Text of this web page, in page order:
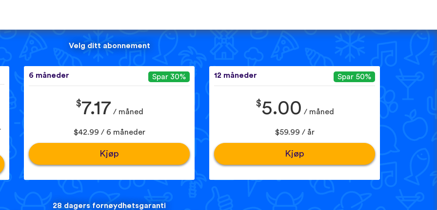
Velg ditt abonnement
6 måneder Spar 30%
$7.17 / måned
$42.99 / 6 måneder
Kjøp
12 måneder Spar 50%
$5.00 / måned
$59.99 / år
Kjøp
28 dagers fornøydhetsgaranti